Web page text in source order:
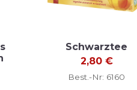
Schwarztee
2,80 €
Best.-Nr: 6160